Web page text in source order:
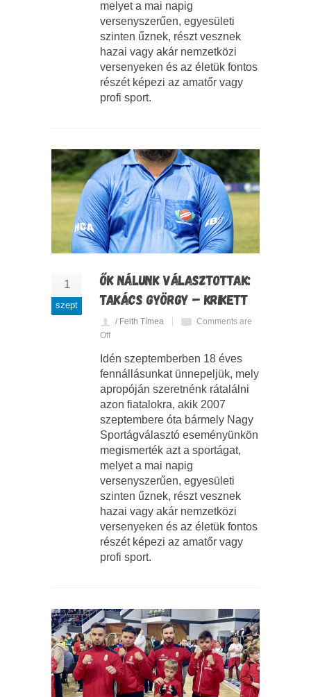
melyet a mai napig
versenyszerűen, egyesületi
szinten űznek, részt vesznek
hazai vagy akár nemzetközi
versenyeken és az életük fontos
részét képezi az amatőr vagy
profi sport.
1
szept
ŐK NÁLUNK VÁLASZTOTTAK:
TAKÁCS GYÖRGY – KRIKETT
/ Feith Tímea
Comments are
Off
Idén szeptemberben 18 éves
fennállásunkat ünnepeljük, mely
apropóján szeretnénk rátalálni
azon fiatalokra, akik 2007
szeptembere óta bármely Nagy
Sportágválasztó eseményünkön
megismerték azt a sportágat,
melyet a mai napig
versenyszerűen, egyesületi
szinten űznek, részt vesznek
hazai vagy akár nemzetközi
versenyeken és az életük fontos
részét képezi az amatőr vagy
profi sport.